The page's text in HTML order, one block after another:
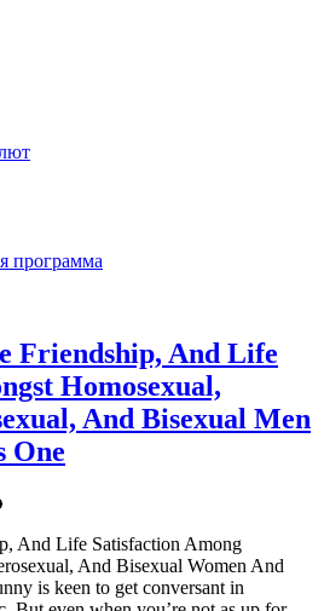
программа
Friendship, And Life
Homosexual,
And Bisexual Men
One
And Life Satisfaction Among
And Bisexual Women And
is keen to get conversant in